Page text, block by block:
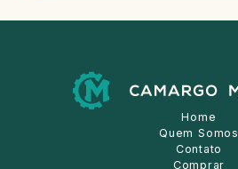
Home
Quem Somos
Contato
Comprar